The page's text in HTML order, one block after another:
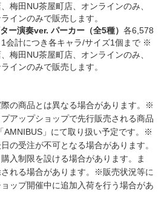
梅田NU茶屋町店、オンラインのみ、
インのみで販売します。
ー演奏ver. パーカー（全5種） 各6,578
会計につき各キャラ/サイズ1個まで ※
梅田NU茶屋町店、オンラインのみ、
インのみで販売します。
の商品とは異なる場合があります。※
アップショップで先行販売される商品
AMNIBUS」にて取り扱い予定です。※
の受注が不可となる場合があります。
入制限を設ける場合があります。ま
れる場合があります。※販売状況等に
ップ開催中に追加入荷を行う場合があ